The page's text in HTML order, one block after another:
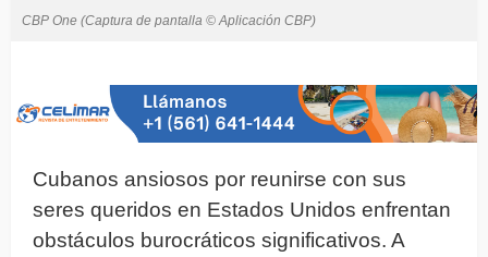
CBP One (Captura de pantalla © Aplicación CBP)
Cubanos ansiosos por reunirse con sus
seres queridos en Estados Unidos enfrentan
obstáculos burocráticos significativos. A